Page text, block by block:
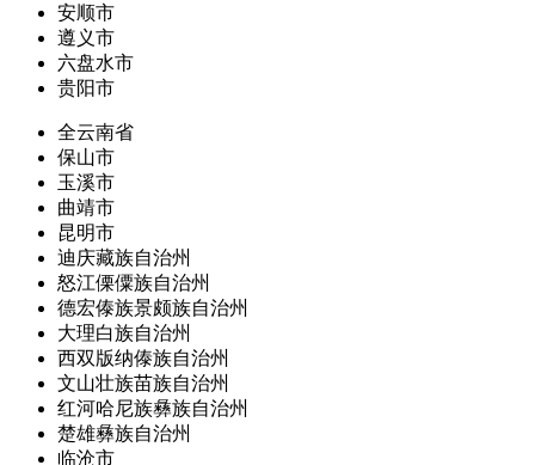
安顺市
遵义市
六盘水市
贵阳市
全云南省
保山市
玉溪市
曲靖市
昆明市
迪庆藏族自治州
怒江傈僳族自治州
德宏傣族景颇族自治州
大理白族自治州
西双版纳傣族自治州
文山壮族苗族自治州
红河哈尼族彝族自治州
楚雄彝族自治州
临沧市